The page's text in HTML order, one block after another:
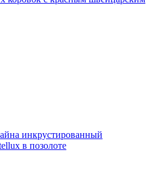
инкрустированный
в позолоте